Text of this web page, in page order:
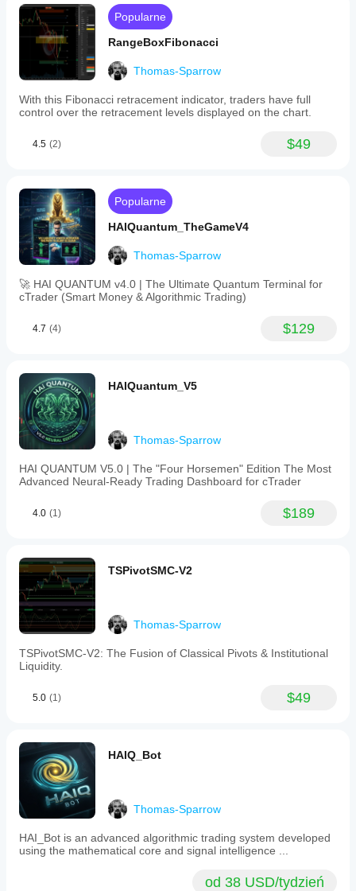
Popularne
RangeBoxFibonacci
Thomas-Sparrow
With this Fibonacci retracement indicator, traders have full
control over the retracement levels displayed on the chart.
4.5 (2) $49
Popularne
HAIQuantum_TheGameV4
Thomas-Sparrow
🚀 HAI QUANTUM v4.0 | The Ultimate Quantum Terminal for
cTrader (Smart Money & Algorithmic Trading)
4.7 (4) $129
HAIQuantum_V5
Thomas-Sparrow
HAI QUANTUM V5.0 | The "Four Horsemen" Edition The Most
Advanced Neural-Ready Trading Dashboard for cTrader
4.0 (1) $189
TSPivotSMC-V2
Thomas-Sparrow
TSPivotSMC-V2: The Fusion of Classical Pivots & Institutional
Liquidity.
5.0 (1) $49
HAIQ_Bot
Thomas-Sparrow
HAI_Bot is an advanced algorithmic trading system developed
using the mathematical core and signal intelligence ...
od 38 USD/tydzień